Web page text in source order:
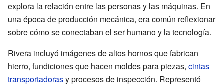
explora la relación entre las personas y las máquinas. En
una época de producción mecánica, era común reflexionar
sobre cómo se conectaban el ser humano y la tecnología.
Rivera incluyó imágenes de altos hornos que fabrican
hierro, fundiciones que hacen moldes para piezas, cintas
transportadorasy procesos de inspección. Representó